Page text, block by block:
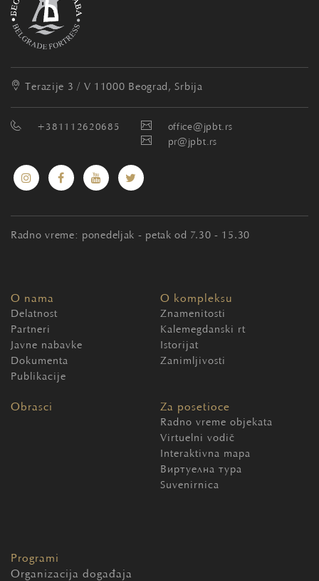
Terazije 3 / V 11000 Beograd, Srbija
+381112620685
office@jpbt.rs
pr@jpbt.rs
Radno vreme: ponedeljak - petak od 7.30 - 15.30
O nama
Delatnost
Partneri
Javne nabavke
Dokumenta
Publikacije
O kompleksu
Znamenitosti
Kalemegdanski rt
Istorijat
Zanimljivosti
Obrasci Za posetioce
Radno vreme objekata
Virtuelni vodič
Interaktivna mapa
Виртуелна тура
Suvenirnica
Programi
Organizacija događaja